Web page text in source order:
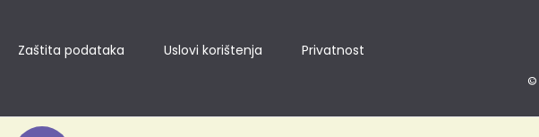
Zaštita podataka Uslovi korištenja Privatnost
©